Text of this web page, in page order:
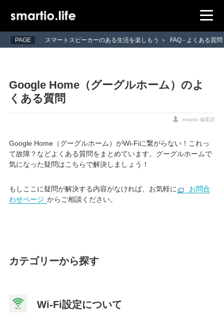
PAGE スマートスピーカーのある生活を楽しもう > FAQ - よくある質問
Google Home（グーグルホーム）のよ
くある質問
smartio 編集部
Google Home（グーグルホーム）がWi-Fiに繋がらない！これっ
て故障？などよくある質問をまとめています。グーグルホームで
気になった疑問はこちらで解決しましょう！
もしここに疑問が解決する内容がなければ、お気軽に
お問合
わせページ からご相談ください。
カテゴリーから探す
Wi-Fi設定について